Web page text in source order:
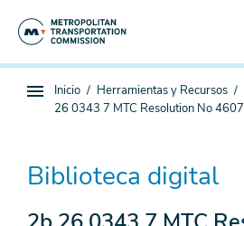
Navegación
Estás
aquí
Inicio Herramientas y Recursos
26 0343 7 MTC Resolution No
Biblioteca digital